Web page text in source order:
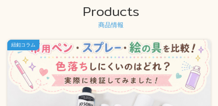
Products
商品情報
紐釦コラム